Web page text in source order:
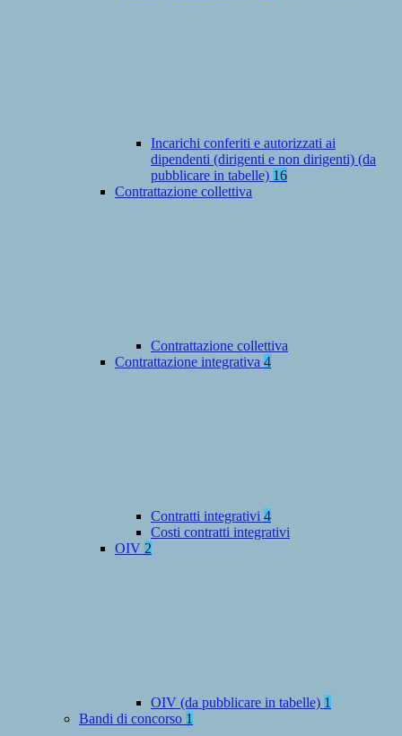
Incarichi conferiti e autorizzati ai
dipendenti (dirigenti e non dirigenti) (da
pubblicare in tabelle) 16
Contrattazione collettiva
Contrattazione collettiva
Contrattazione integrativa 4
Contratti integrativi 4
Costi contratti integrativi
OIV 2
OIV (da pubblicare in tabelle) 1
Bandi di concorso 1